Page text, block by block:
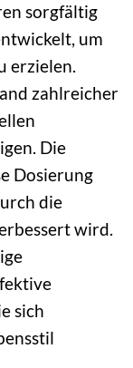
sorgfältig
um
erzielen.
zahlreicher
Die
Dosierung
die
wird.
sich